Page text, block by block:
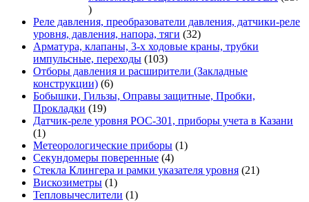
337
товаров
Реле давления, преобразователи давления, датчики-реле
уровня, давления, напора, тяги 3232
товара
Арматура, клапаны, 3-х ходовые краны, трубки
импульсные, переходы 103103
товара
Отборы давления и расширители (Закладные
конструкции) 66
товаров
Бобышки, Гильзы, Оправы защитные, Пробки,
Прокладки
1919
товаров
Датчик-реле уровня РОС-301, приборы учета в Казани
11
товар
Метеорологические приборы 11
Секундомеры поверенные 44
товара
Стекла Клингера и рамки указателя уровня 2121
Вискозиметры 11
товар
Тепловычеслители 11